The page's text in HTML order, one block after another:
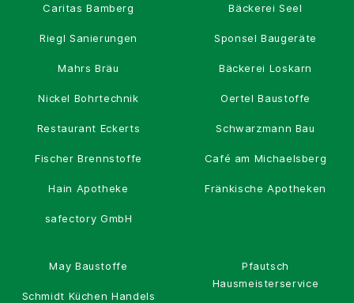
Caritas Bamberg
Riegl Sanierungen
Mahrs Bräu
Nickel Bohrtechnik
Restaurant Eckerts
Fischer Brennstoffe
Hain Apotheke
safectory GmbH
Bäckerei Seel
Sponsel Baugeräte
Bäckerei Loskarn
Oertel Baustoffe
Schwarzmann Bau
Café am Michaelsberg
Fränkische Apotheken
May Baustoffe
Schmidt Küchen Handels
Pfautsch
Hausmeisterservice